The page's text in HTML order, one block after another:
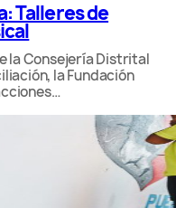
Talleres de
la Consejería Distrital
la Fundación